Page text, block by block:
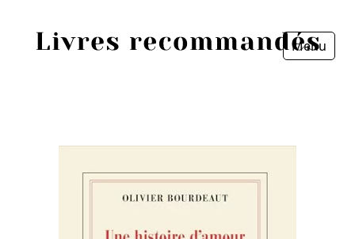
Menu
Sources
Fermer